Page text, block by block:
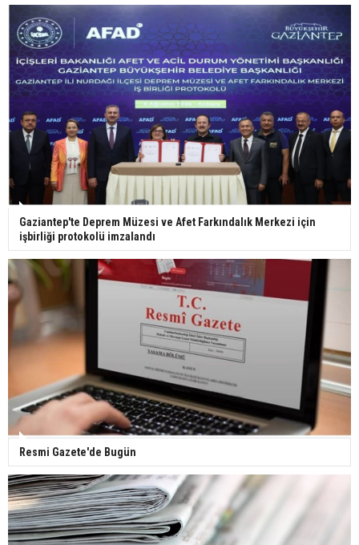
29 Mayıs okullar tatil mi?
Bilim kurgu gerçekleşiyor... Dondurulmuş
insanları hayata döndürecek keşif
Ünlü türkücü Mahmut Tuncer estetik operasyon
geçirdi: Son hali gündem oldu
Yerli turist 229,7 milyar lira seyahat harcaması
Gazze'deki Sağlık Bakanlığı duyurdu: Vahşetin
pençesinde 2 salgın vaka tespit edildi
Gaziantep'te Deprem Müzesi ve Afet Farkındalık Merkezi için
işbirliği protokolü imzalandı
Resmi Gazete'de Bugün